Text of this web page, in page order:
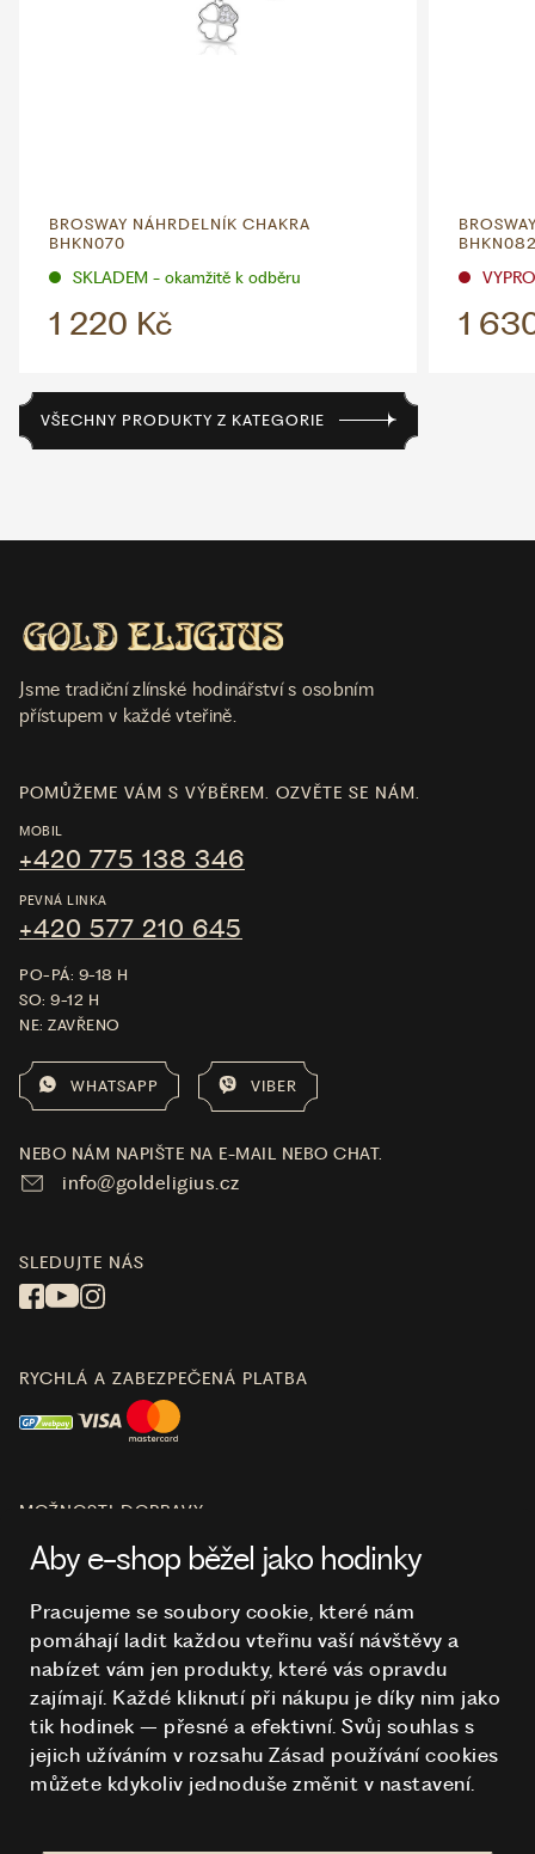
BROSWAY NÁHRDELNÍK CHAKRA
BHKN070
SKLADEM - okamžitě k odběru
1 220 Kč 1
VŠECHNY PRODUKTY Z KATEGORIE
Jsme tradiční zlínské hodinářství s osobním
přístupem v každé vteřině.
O NÁKUPU
HODINKY
POMŮŽEME VÁM S VÝBĚREM. OZVĚTE SE NÁM.
MOBIL
+420 775 138 346
PEVNÁ LINKA
+420 577 210 645
PO-PÁ: 9-18 H
SO: 9-12 H
NE: ZAVŘENO
WHATSAPP VIBER
NEBO NÁM NAPIŠTE NA E-MAIL NEBO CHAT.
info@goldeligius.cz
SLEDUJTE NÁS
RYCHLÁ A ZABEZPEČENÁ PLATBA
MOŽNOSTI DOPRAVY
Aby e-shop běžel jako hodinky
Pracujeme se soubory cookie, které nám
pomáhají ladit každou vteřinu vaší návštěvy a
nabízet vám jen produkty, které vás opravdu
zajímají. Každé kliknutí při nákupu je díky nim jako
tik hodinek – přesné a efektivní. Svůj souhlas s
jejich užíváním v rozsahu Zásad používání cookies
můžete kdykoliv jednoduše změnit v nastavení.